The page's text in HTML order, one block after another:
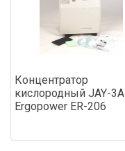
Концентратор
кислородный JAY-3А
Ergopower ER-206